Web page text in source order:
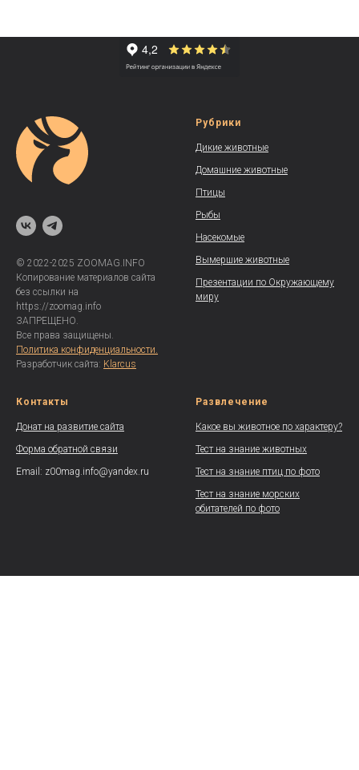
© 2022-2025 ZOOMAG.INFO
Копирование материалов сайта
без ссылки на
https://zoomag.info
ЗАПРЕЩЕНО.
Все права защищены.
Политика конфиденциальности.
Разработчик сайта: Klarcus
Рубрики
Дикие животные
Домашние животные
Птицы
Рыбы
Насекомые
Вымершие животные
Презентации по Окружающему
миру
Контакты
Донат на развитие сайта
Форма обратной связи
Email: z00mag.info@yandex.ru
Развлечение
Какое вы животное по характеру?
Тест на знание животных
Тест на знание птиц по фото
Тест на знание морских
обитателей по фото